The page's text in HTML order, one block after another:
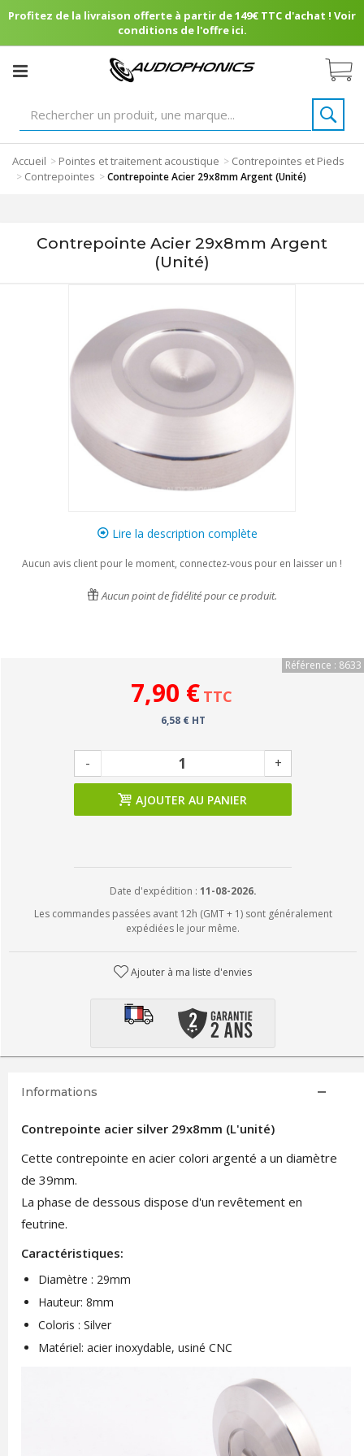
Profitez de la livraison offerte à partir de 149€ TTC d'achat ! Voir
conditions de l'offre ici.
Accueil > Pointes et traitement acoustique > Contrepointes et Pieds
> Contrepointes >Contrepointe Acier 29x8mm Argent (Unité)
Contrepointe Acier 29x8mm Argent
(Unité)
Lire la description complète
Aucun avis client pour le moment, connectez-vous pour en laisser un !
Aucun point de fidélité pour ce produit.
Référence : 8633
7,90 € TTC
6,58 € HT
- +
AJOUTER AU PANIER
Date d'expédition : 11-08-2026.
Les commandes passées avant 12h (GMT + 1) sont généralement
expédiées le jour même.
Ajouter à ma liste d'envies
Informations
Contrepointe acier silver 29x8mm (L'unité)
Cette contrepointe en acier colori argenté a un diamètre
de 39mm.
La phase de dessous dispose d'un revêtement en
feutrine.
Caractéristiques:
Diamètre : 29mm
Hauteur: 8mm
Coloris : Silver
Matériel: acier inoxydable, usiné CNC